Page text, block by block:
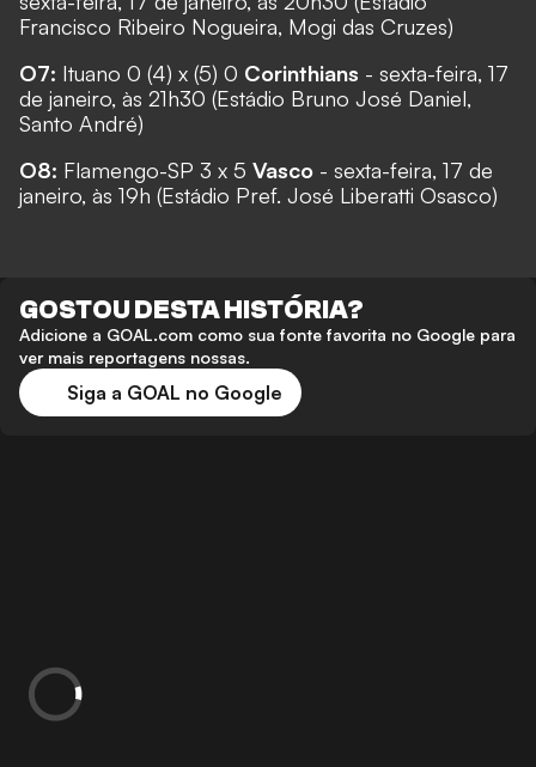
Francisco Ribeiro Nogueira, Mogi das Cruzes)
O7: Ituano 0 (4) x (5) 0 Corinthians - sexta-feira, 17
de janeiro, às 21h30 (Estádio Bruno José Daniel,
Santo André)
O8: Flamengo-SP 3 x 5 Vasco - sexta-feira, 17 de
janeiro, às 19h (Estádio Pref. José Liberatti Osasco)
GOSTOU DESTA HISTÓRIA?
Adicione a GOAL.com como sua fonte favorita no Google para
ver mais reportagens nossas.
Siga a GOAL no Google